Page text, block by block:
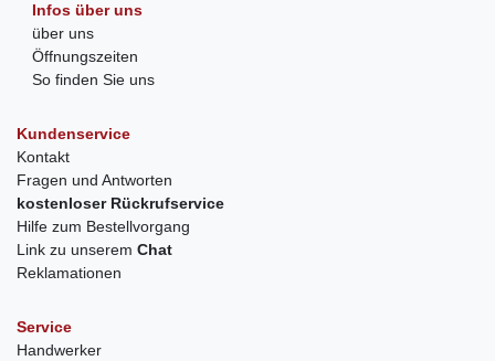
Infos über uns
über uns
Öffnungszeiten
So finden Sie uns
Kundenservice
Kontakt
Fragen und Antworten
kostenloser Rückrufservice
Hilfe zum Bestellvorgang
Link zu unserem Chat
Reklamationen
Service
Handwerker